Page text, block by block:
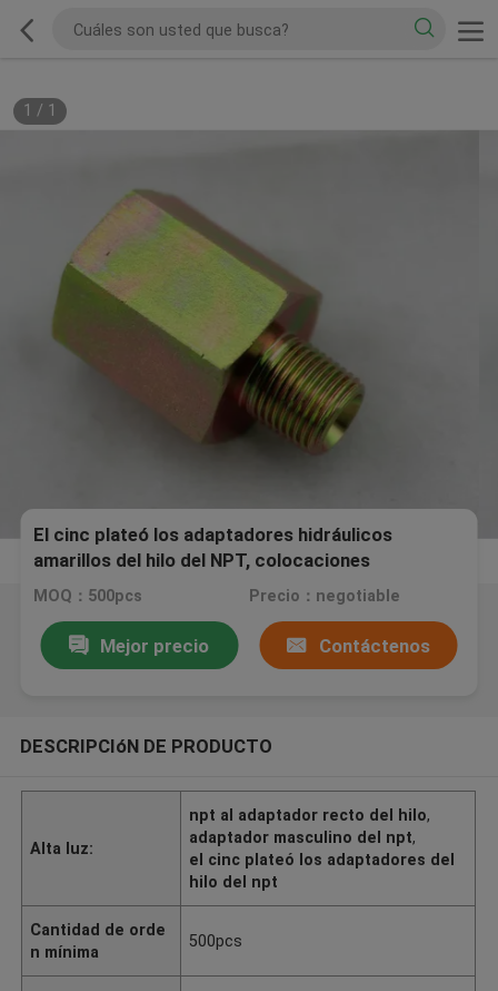
1 / 1
El cinc plateó los adaptadores hidráulicos
amarillos del hilo del NPT, colocaciones
hidráulicas de la compresión del tubo
MOQ：500pcs Precio：negotiable
Mejor precio Contáctenos
DESCRIPCIóN DE PRODUCTO
Alta luz:
npt al adaptador recto del hilo,
adaptador masculino del npt,
el cinc plateó los adaptadores del
hilo del npt
Cantidad de orde
n mínima
500pcs